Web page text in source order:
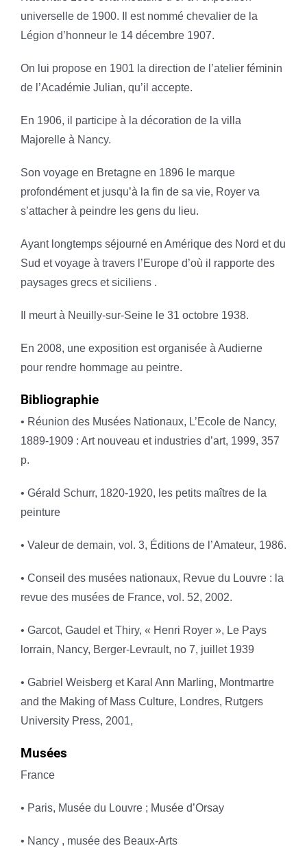
universelle de 1900. Il est nommé chevalier de la
Légion d’honneur le 14 décembre 1907.
On lui propose en 1901 la direction de l’atelier féminin
de l’Académie Julian, qu’il accepte.
En 1906, il participe à la décoration de la villa
Majorelle à Nancy.
Son voyage en Bretagne en 1896 le marque
profondément et jusqu’à la fin de sa vie, Royer va
s’attacher à peindre les gens du lieu.
Ayant longtemps séjourné en Amérique des Nord et du
Sud et voyage à travers l’Europe d’où il rapporte des
paysages grecs et siciliens .
Il meurt à Neuilly-sur-Seine le 31 octobre 1938.
En 2008, une exposition est organisée à Audierne
pour rendre hommage au peintre.
Bibliographie
• Réunion des Musées Nationaux, L’Ecole de Nancy,
1889-1909 : Art nouveau et industries d’art, 1999, 357
p.
• Gérald Schurr, 1820-1920, les petits maîtres de la
peinture
• Valeur de demain, vol. 3, Éditions de l’Amateur, 1986.
• Conseil des musées nationaux, Revue du Louvre : la
revue des musées de France, vol. 52, 2002.
• Garcot, Gaudel et Thiry, « Henri Royer », Le Pays
lorrain, Nancy, Berger-Levrault, no 7, juillet 1939
• Gabriel Weisberg et Karal Ann Marling, Montmartre
and the Making of Mass Culture, Londres, Rutgers
University Press, 2001,
Musées
France
• Paris, Musée du Louvre ; Musée d’Orsay
• Nancy , musée des Beaux-Arts